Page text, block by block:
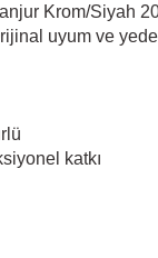
Krom/Siyah
uyum ve
katkı